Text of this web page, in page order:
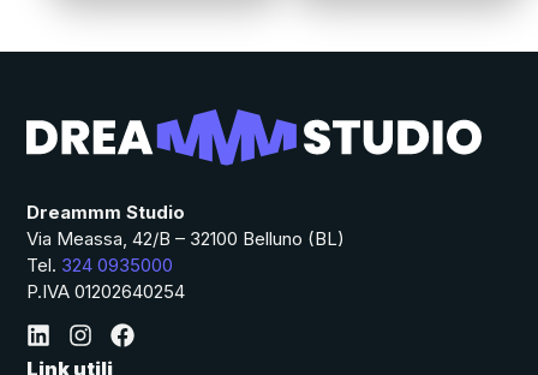
Dreammm Studio
Via Meassa, 42/B – 32100 Belluno (BL)
Tel. 324 0935000
P.IVA 01202640254
Link utili